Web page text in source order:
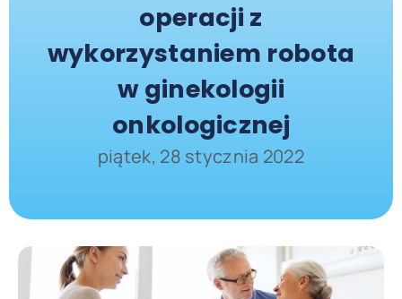
operacji z
wykorzystaniem robota
w ginekologii
onkologicznej
piątek, 28 stycznia 2022